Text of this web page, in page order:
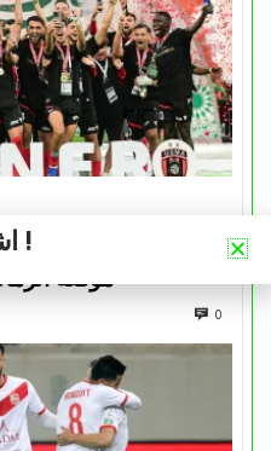
التتويج بالكأس..
موقعة
0
اشترك في نشرتنا الإخبارية !